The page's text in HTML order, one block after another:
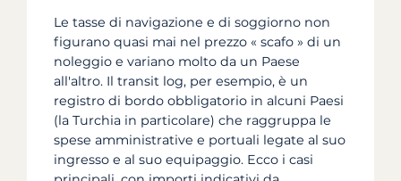
Le tasse di navigazione e di soggiorno non
figurano quasi mai nel prezzo « scafo » di un
noleggio e variano molto da un Paese
all'altro. Il transit log, per esempio, è un
registro di bordo obbligatorio in alcuni Paesi
(la Turchia in particolare) che raggruppa le
spese amministrative e portuali legate al suo
ingresso e al suo equipaggio. Ecco i casi